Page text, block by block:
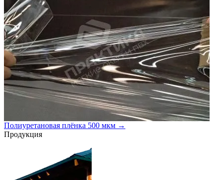
Полиуретановая плёнка 500 мкм →
Продукция